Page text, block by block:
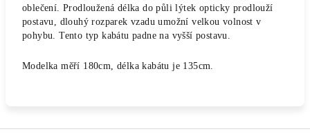
oblečení. Prodloužená délka do půli lýtek opticky prodlouží
postavu, dlouhý rozparek vzadu umožní velkou volnost v
pohybu. Tento typ kabátu padne na vyšší postavu.
Modelka měří 180cm, délka kabátu je 135cm.